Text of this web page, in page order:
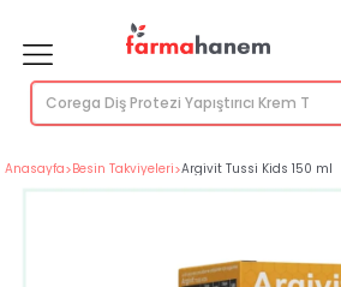
Anasayfa>Besin Takviyeleri>Argivit Tussi Kids 150 ml